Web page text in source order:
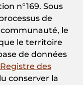
n°169. Sous
de
le
le territoire
de données
Registre des
conserver la